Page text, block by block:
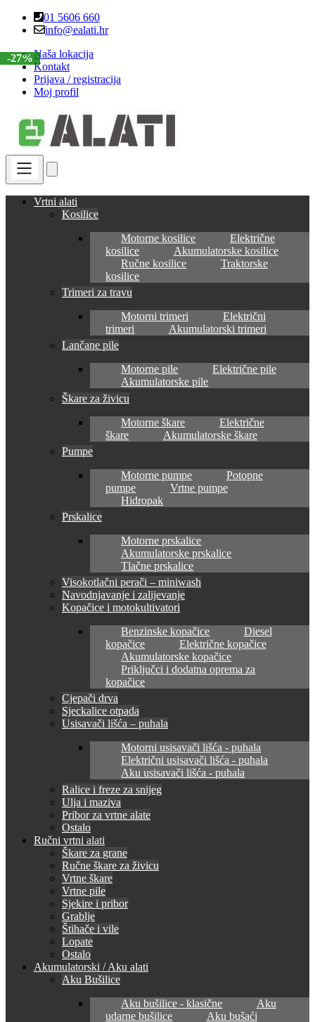
Skip
Skip
01 5606 660
info@ealati.hr
Naša lokacija
Kontakt
Prijava / registracija
Moj profil
Vrtni alati
Kosilice
Motorne kosilice
Električne
kosilice
Akumulatorske kosilice
Ručne kosilice
Traktorske
kosilice
Trimeri za travu
Motorni trimeri
Električni
trimeri
Akumulatorski trimeri
Lančane pile
Motorne pile
Električne pile
Akumulatorske pile
Škare za živicu
Motorne škare
Električne
škare
Akumulatorske škare
Pumpe
Motorne pumpe
Potopne
pumpe
Vrtne pumpe
Hidropak
Prskalice
Motorne prskalice
Akumulatorske prskalice
Tlačne prskalice
Visokotlačni perači – miniwash
Navodnjavanje i zalijevanje
Kopačice i motokultivatori
Benzinske kopačice
Diesel
kopačice
Električne kopačice
Akumulatorske kopačice
Priključci i dodatna oprema za
kopačice
Cjepači drva
Sjeckalice otpada
Usisavači lišća – puhala
Motorni usisavači lišća - puhala
Električni usisavači lišća - puhala
Aku usisavači lišća - puhala
Ralice i freze za snijeg
Ulja i maziva
Pribor za vrtne alate
Ostalo
Ručni vrtni alati
Škare za grane
Ručne škare za živicu
Vrtne škare
Vrtne pile
Sjekire i pribor
Grablje
Štihače i vile
Lopate
Ostalo
Akumulatorski / Aku alati
Aku Bušilice
Aku bušilice - klasične
Aku
udarne bušilice
Aku bušaći
-27%